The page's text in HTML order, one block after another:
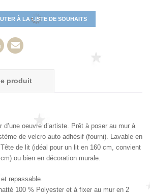
À LA LISTE DE SOUHAITS
produit
clientsoeuvre d’artiste. Prêt à poser au mur à
de velcro auto adhésif (fourni). Lavable en
de lit (idéal pour un lit en 160 cm, convient
ou bien en décoration murale.
repassable.
100 % Polyester et à fixer au mur en 2